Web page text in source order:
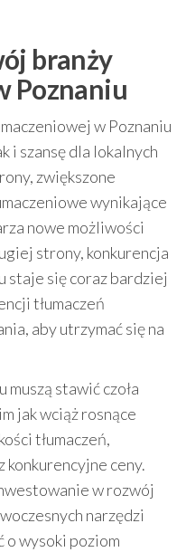
branży
Poznaniu
w Poznaniu
i szansę dla lokalnych
zwiększone
wynikające
nowe możliwości
strony, konkurencja
staje się coraz bardziej
tłumaczeń
aby utrzymać się na
muszą stawić czoła
jak wciąż rosnące
tłumaczeń,
konkurencyjne ceny.
w rozwój
narzędzi
o wysoki poziom